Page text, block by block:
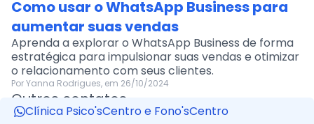
Como usar o WhatsApp Business para
aumentar suas vendas
Aprenda a explorar o WhatsApp Business de forma
estratégica para impulsionar suas vendas e otimizar
o relacionamento com seus clientes.
Por Yanna Rodrigues, em 26/10/2024
Outros contatos
Clínica Psico'sCentro e Fono'sCentro